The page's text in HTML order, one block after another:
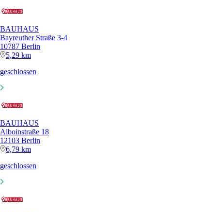
BAUHAUS
Bayreuther Straße 3-4
10787 Berlin
5,29 km
geschlossen
BAUHAUS
Alboinstraße 18
12103 Berlin
6,79 km
geschlossen